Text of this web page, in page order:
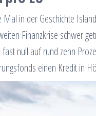
in der Geschichte
Finanzkrise schwer
null auf rund zehn
einen Kredit in